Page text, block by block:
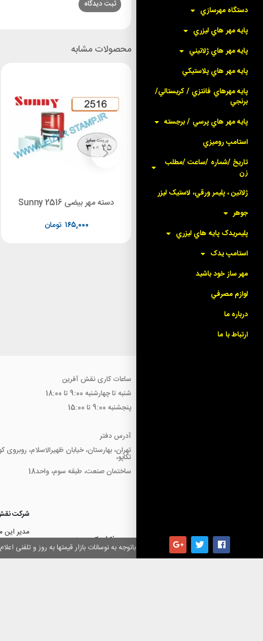
همکاران گرامی باتوجه به نوسانات بازار قیمتها به روز و
دستگاه مهرسازي
پايه مهر هاي ليزري
پايه مهر هاي ژلاتيني
پايه مهر هاي پلاستيکي
پايه مهرهاي فانتزي / کريستالي/
برنجي
پايه مهر هاي پرسي / برجسته
استامپ روميزي
تاريخ /شماره /ساعت /مطلب
زن
ژلاتين ، پليمر ورقي، لاستيک ليزر
جوهر
پليمريدک پايه هاي ليزري
استامپ يدک
مهر ساز خود باشيد
لوازم مصرفي
درباره ما
ارتباط با ما
محصولات مشابه
دسته مهر بیضی Sunny 2516
تومان ۱۶۵,۰۰۰
ساعات کاری نقش آفرین
شنبه تا چهارشنبه 9:00 تا 18:00
پنجشنبه 9:00 تا 15:00
آدرس دفتر
تهران، بهارستان، خیابان ظهیرالاسلام، روبروی
تکاپو،
ساختمان صنعت، طبقه سوم، واحد18
شرکت
مدیر این
۳۰۰۰